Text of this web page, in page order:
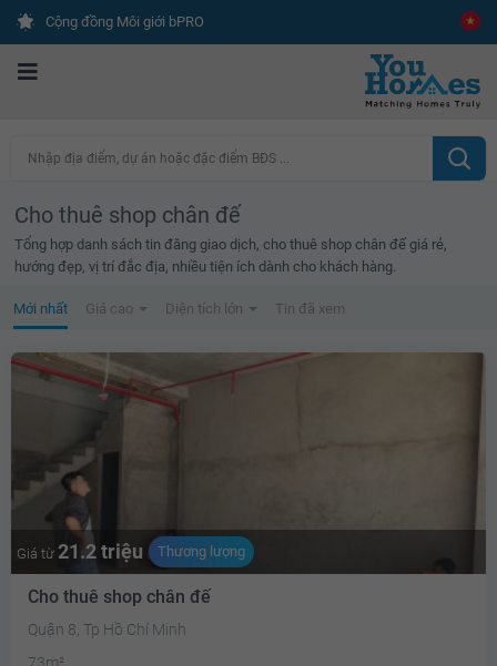
Cộng đồng Môi giới bPRO
Nhập địa điểm, dự án hoặc đặc điểm BĐS ...
Cho thuê shop chân đế
Tổng hợp danh sách tin đăng giao dịch, cho thuê shop chân đế giá rẻ,
hướng đẹp, vị trí đắc địa, nhiều tiện ích dành cho khách hàng.
Mới nhất Giá cao Diện tích lớn Tin đã xem
Giá từ 21.2 triệu Thương lượng
Cho thuê shop chân đế
Quận 8, Tp Hồ Chí Minh
73m²